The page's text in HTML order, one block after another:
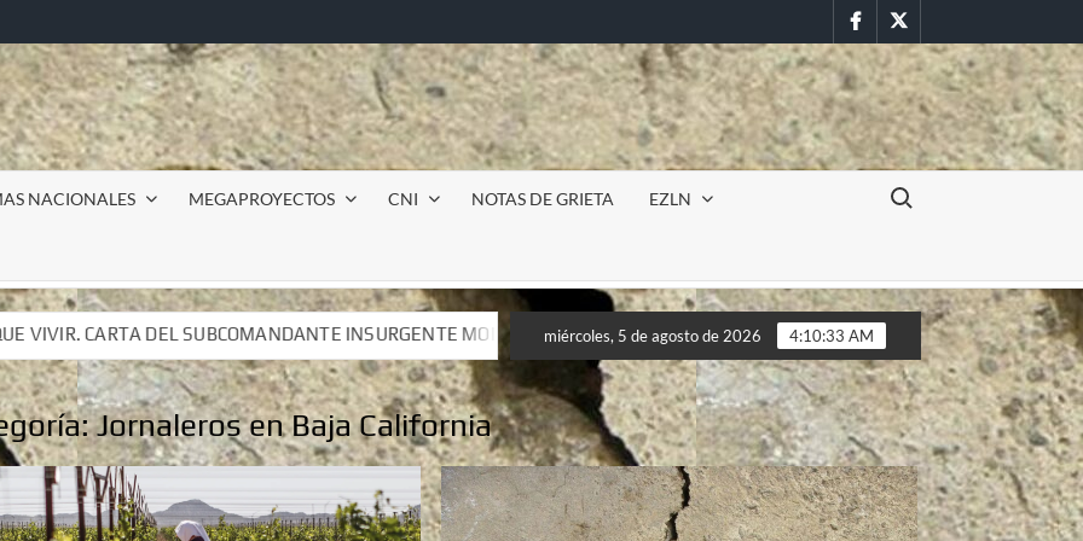
FacebookTwitter
NACIONALES MEGAPROYECTOS CNI NOTAS DE GRIETA EZLN
Buscar:
INSURGENTE MOISÉS A LUIS DE TAVIRA
Incursión militar en la UAEM (Morelos) durante paro estudiantil por
INSURGENTE MOISÉS A LUIS DE TAVIRA
Incursión militar en la UAEM (Morelos) durante paro estudiantil por
miércoles, 5 de agosto de 2026 4:10:35 AM
Jornaleros en Baja California